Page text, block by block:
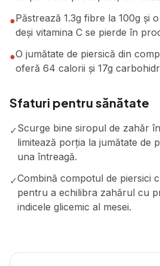
●Păstrează 1.3g fibre la 100g și
deși vitamina C se pierde în
●O jumătate de piersică din
oferă 64 calorii și 17g
Sfaturi pentru sănătate
✓Scurge bine siropul de zahăr
limitează porția la jumătate de
una întreagă.
✓Combină compotul de piersici
pentru a echilibra zahărul cu
indicele glicemic al mesei.